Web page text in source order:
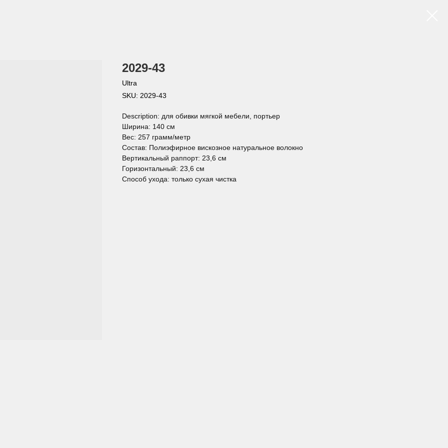
2029-43
Ultra
SKU: 2029-43
Description: для обивки мягкой мебели, портьер
Ширина: 140 см
Вес: 257 грамм/метр
Состав: Полиэфирное вискозное натуральное волокно
Вертикальный раппорт: 23,6 см
Горизонтальный: 23,6 см
Способ ухода: только сухая чистка